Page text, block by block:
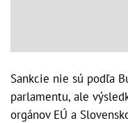
Sankcie nie sú podľa
parlamentu, ale
orgánov EÚ a